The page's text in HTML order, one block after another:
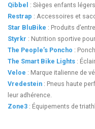
Qibbel : Sièges enfants
Restrap : Accessoires et
Star BluBike : Produits
Styrkr : Nutrition sportive
The People’s Poncho :
The Smart Bike Lights :
Veloe : Marque italienne de
Vredestein : Pneus haute
leur adhérence.
Zone3 : Équipements de